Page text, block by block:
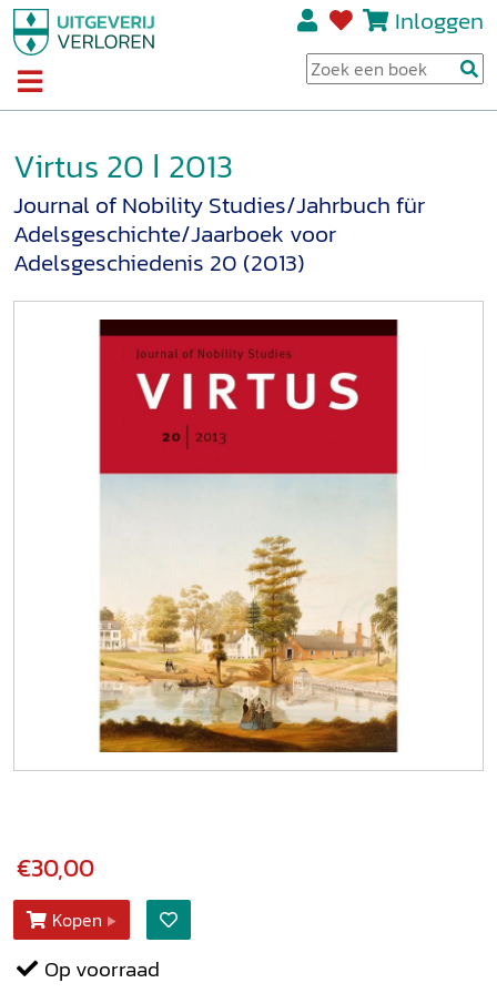
Inloggen
Virtus 20 ǀ 2013
Journal of Nobility Studies/Jahrbuch für
Adelsgeschichte/Jaarboek voor
Adelsgeschiedenis 20 (2013)
€30,00
Kopen
Op voorraad